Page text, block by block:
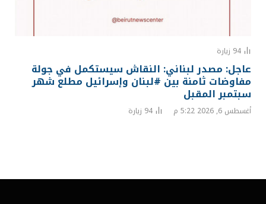
94 زيارة
عاجل: مصدر لبناني: النقاش سيستكمل في جولة
مفاوضات ثامنة بين #لبنان وإسرائيل مطلع شهر
سبتمبر المقبل
أغسطس 6, 2026 5:22 م 94 زيارة